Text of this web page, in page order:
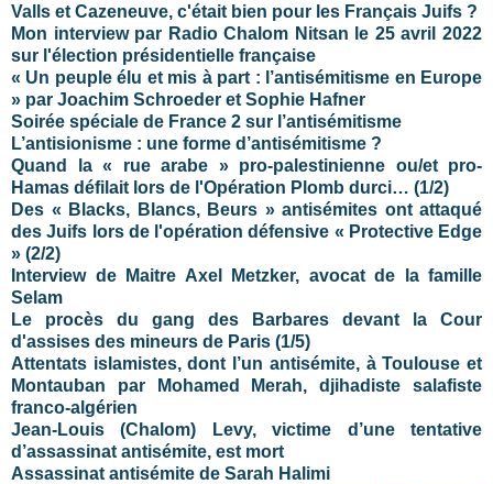
Valls et Cazeneuve, c'était bien pour les Français Juifs ?
Mon interview par Radio Chalom Nitsan le 25 avril 2022
sur l'élection présidentielle française
« Un peuple élu et mis à part : l’antisémitisme en Europe
» par Joachim Schroeder et Sophie Hafner
Soirée spéciale de France 2 sur l’antisémitisme
L’antisionisme : une forme d’antisémitisme ?
Quand la « rue arabe » pro-palestinienne ou/et pro-
Hamas défilait lors de l'Opération Plomb durci… (1/2)
Des « Blacks, Blancs, Beurs » antisémites ont attaqué
des Juifs lors de l'opération défensive « Protective Edge
» (2/2)
Interview de Maitre Axel Metzker, avocat de la famille
Selam
Le procès du gang des Barbares devant la Cour
d'assises des mineurs de Paris (1/5)
Attentats islamistes, dont l’un antisémite, à Toulouse et
Montauban par Mohamed Merah, djihadiste salafiste
franco-algérien
Jean-Louis (Chalom) Levy, victime d’une tentative
d’assassinat antisémite, est mort
Assassinat antisémite de Sarah Halimi